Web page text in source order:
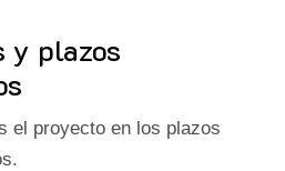
y plazos
el proyecto en los plazos